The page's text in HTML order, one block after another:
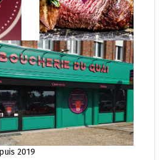
2019